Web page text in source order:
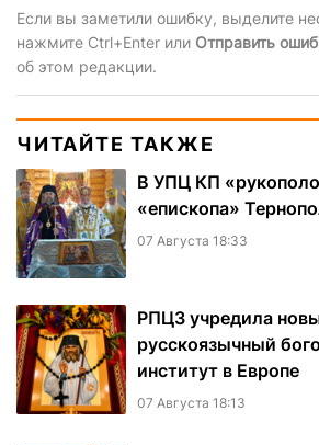
Если вы заметили ошибку, выделите
нажмите Ctrl+Enter или Отправить
об этом редакции.
ЧИТАЙТЕ ТАКЖЕ
В УПЦ КП
«епископа»
07 Августа 18:33
РПЦЗ учредила
русскоязычный
институт в Европе
07 Августа 18:13